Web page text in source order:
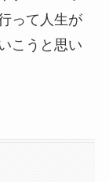
って人生が
こうと思い